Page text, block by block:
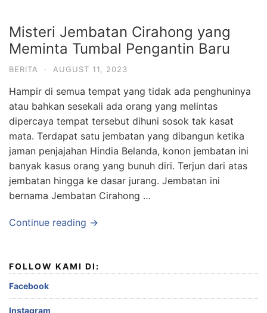
Misteri Jembatan Cirahong yang
Meminta Tumbal Pengantin Baru
BERITA · AUGUST 11, 2023
Hampir di semua tempat yang tidak ada penghuninya
atau bahkan sesekali ada orang yang melintas
dipercaya tempat tersebut dihuni sosok tak kasat
mata. Terdapat satu jembatan yang dibangun ketika
jaman penjajahan Hindia Belanda, konon jembatan ini
banyak kasus orang yang bunuh diri. Terjun dari atas
jembatan hingga ke dasar jurang. Jembatan ini
bernama Jembatan Cirahong …
Continue reading →
FOLLOW KAMI DI:
Facebook
Instagram